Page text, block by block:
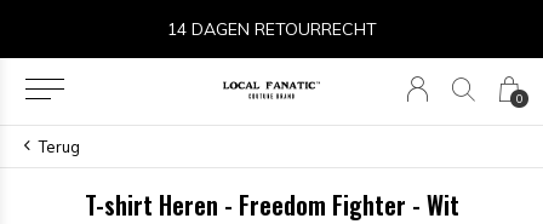
0
14 DAGEN RETOURRECHT
Terug
T-shirt Heren - Freedom Fighter - Wit